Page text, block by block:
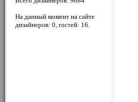
На данный момент на сайте
дизайнеров: 0, гостей: 16.